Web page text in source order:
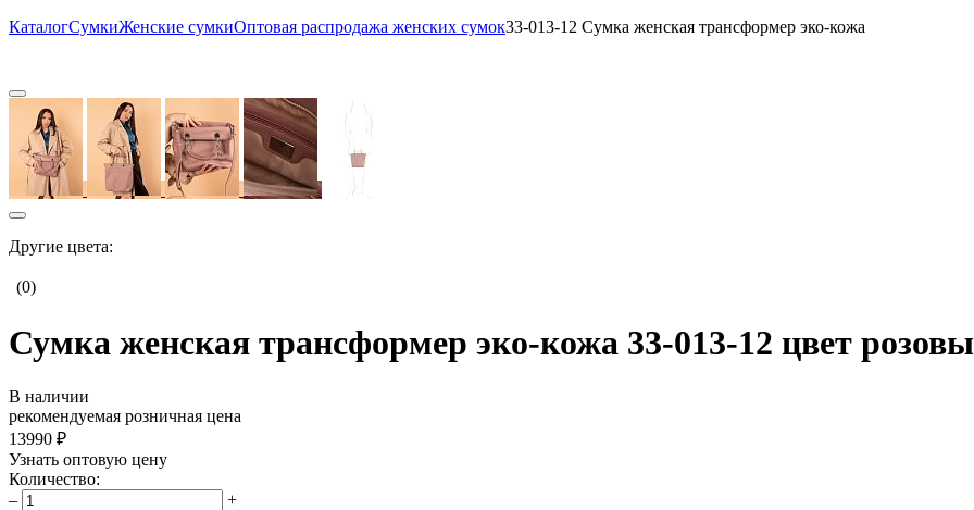
КаталогСумкиЖенские сумкиОптовая распродажа женских сумок33-013-12 Сумка женская трансформер эко-кожа
Другие цвета:
(0)
Сумка женская трансформер эко-кожа 33-013-12 цвет
В наличии
рекомендуемая розничная цена
13990 ₽
Узнать оптовую цену
Количество:
–
+